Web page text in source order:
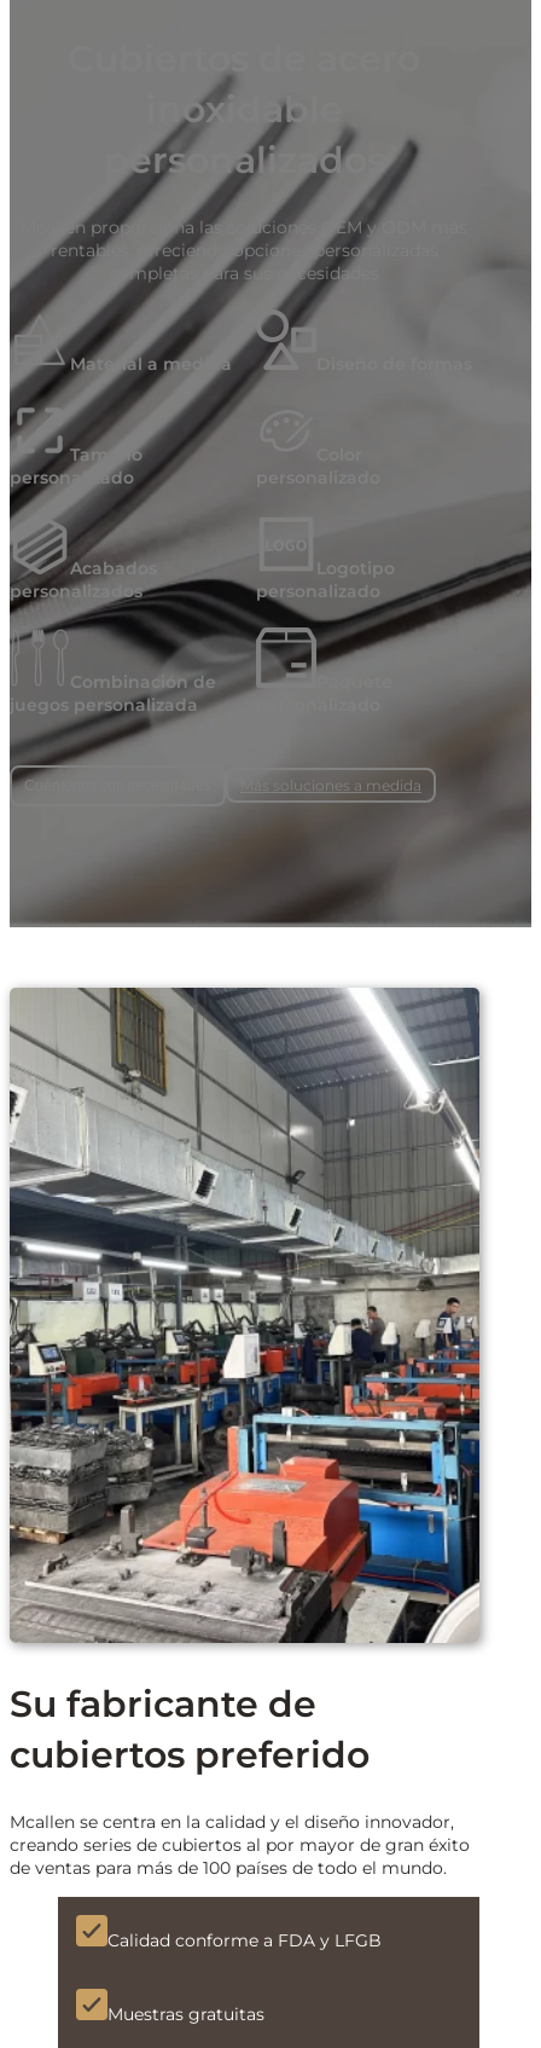
inoxidable
personalizados
Mcallen proporciona las soluciones OEM y ODM más
rentables, ofreciendo opciones personalizadas
completas para sus necesidades
Material a medida
Tamaño
personalizado
Acabados
personalizados
Logotipo
personalizado
Combinación de
juegos personalizada
Cuéntenos sus necesidades Más soluciones a medida
Su fabricante de
cubiertos preferido
Mcallen se centra en la calidad y el diseño innovador,
creando series de cubiertos al por mayor de gran éxito
de ventas para más de 100 países de todo el mundo.
Calidad conforme a FDA y LFGB
Muestras gratuitas